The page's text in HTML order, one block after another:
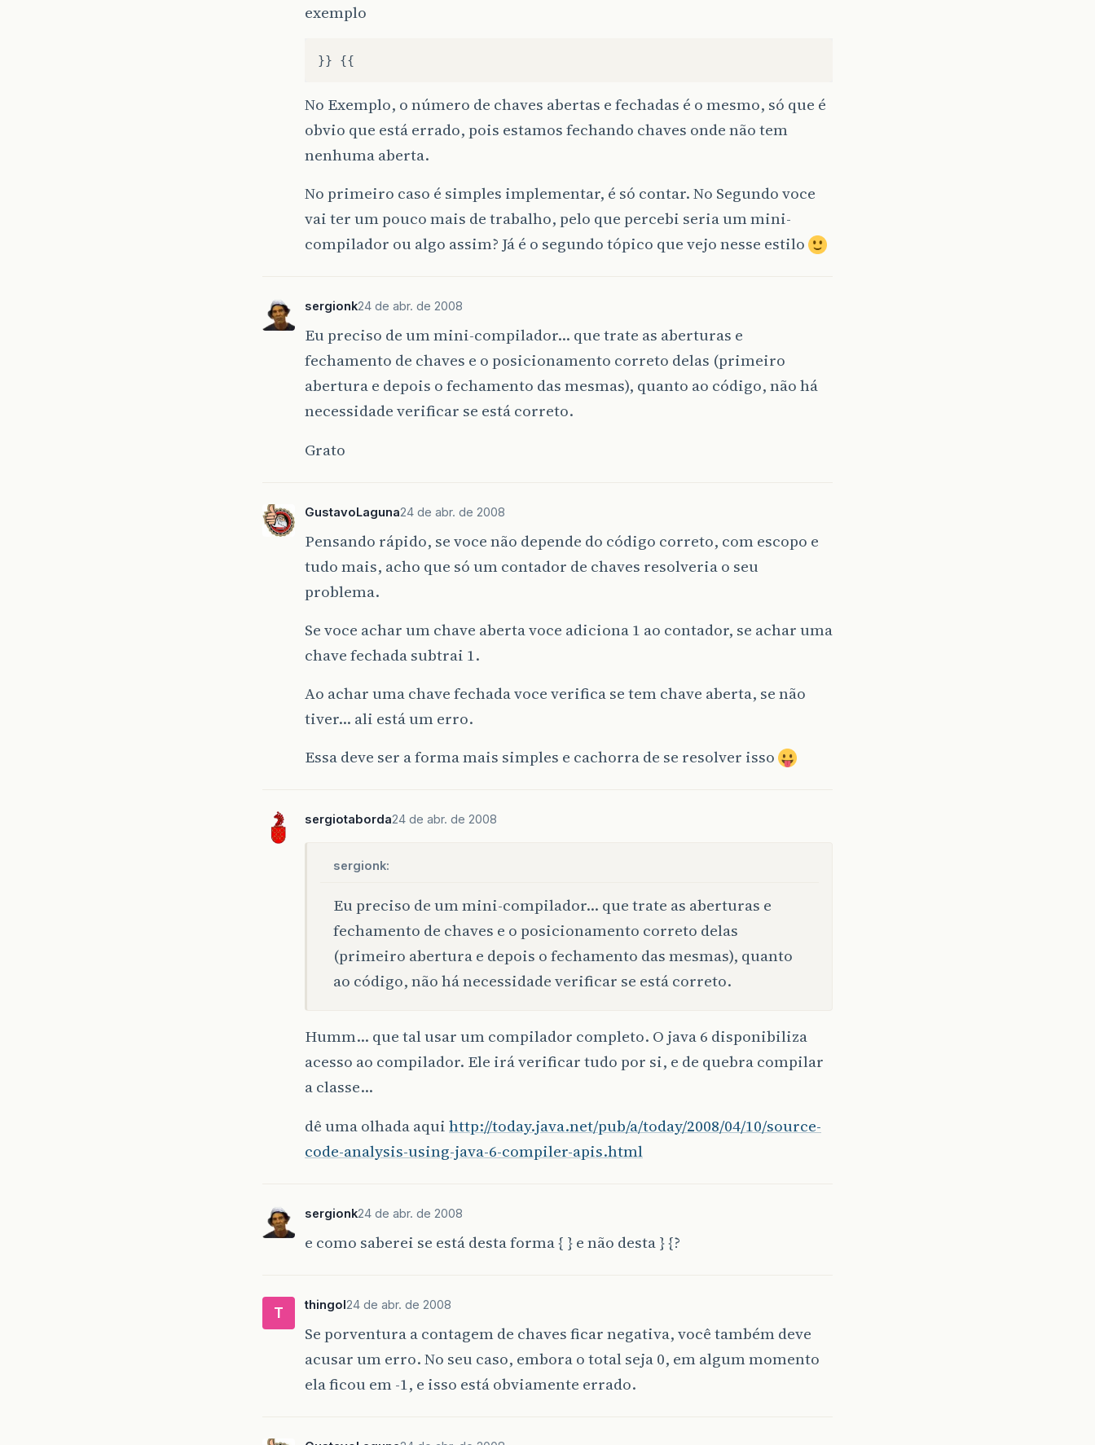
exemplo
}} {{
No Exemplo, o número de chaves abertas e fechadas é o mesmo, só que é
obvio que está errado, pois estamos fechando chaves onde não tem
nenhuma aberta.
No primeiro caso é simples implementar, é só contar. No Segundo voce
vai ter um pouco mais de trabalho, pelo que percebi seria um mini-
compilador ou algo assim? Já é o segundo tópico que vejo nesse estilo
sergionk24 de abr. de 2008
Eu preciso de um mini-compilador… que trate as aberturas e
fechamento de chaves e o posicionamento correto delas (primeiro
abertura e depois o fechamento das mesmas), quanto ao código, não há
necessidade verificar se está correto.
Grato
GustavoLaguna24 de abr. de 2008
Pensando rápido, se voce não depende do código correto, com escopo e
tudo mais, acho que só um contador de chaves resolveria o seu
problema.
Se voce achar um chave aberta voce adiciona 1 ao contador, se achar uma
chave fechada subtrai 1.
Ao achar uma chave fechada voce verifica se tem chave aberta, se não
tiver… ali está um erro.
Essa deve ser a forma mais simples e cachorra de se resolver isso
sergiotaborda24 de abr. de 2008
sergionk:
Eu preciso de um mini-compilador… que trate as aberturas e
fechamento de chaves e o posicionamento correto delas
(primeiro abertura e depois o fechamento das mesmas), quanto
ao código, não há necessidade verificar se está correto.
Humm… que tal usar um compilador completo. O java 6 disponibiliza
acesso ao compilador. Ele irá verificar tudo por si, e de quebra compilar
a classe…
dê uma olhada aquihttp://today.java.net/pub/a/today/2008/04/10/source-
code-analysis-using-java-6-compiler-apis.html
sergionk24 de abr. de 2008
e como saberei se está desta forma { } e não desta } {?
T thingol24 de abr. de 2008
Se porventura a contagem de chaves ficar negativa, você também deve
acusar um erro. No seu caso, embora o total seja 0, em algum momento
ela ficou em -1, e isso está obviamente errado.